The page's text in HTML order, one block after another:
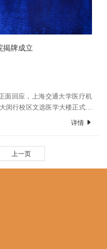
揭牌成立
面回应，上海交通大学医疗机
闵行校区文选医学大楼正式揭
任干频，上海交通大学校长、
术机器人成果展示。闵行区副
长徐学敏、奚立峰，陈亚珠院
程学院党委书记、研究院筹
院附属第九人民医院院长吴
、教授、医生和学生以及国内
及国内外医疗机器人研究领
详情
上一页